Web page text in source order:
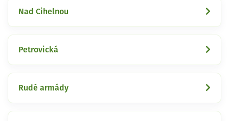
Nad Cihelnou
Petrovická
Rudé armády